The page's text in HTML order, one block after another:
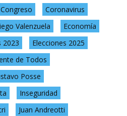
Congreso
Coronavirus
Valenzuela
Economía
2023
Elecciones 2025
de Todos
Posse
Inseguridad
Juan Andreotti